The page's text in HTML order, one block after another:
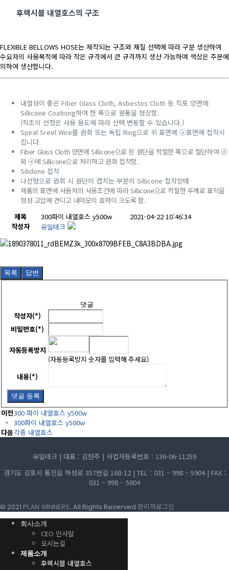
후렉시블 내열호스의 구조
FLEXIBLE BELLOWS HOSE는 제작되는 구조와 재질 선택에 따라 구분 생산하여
수요자의 사용목적에 따라 작은 규격에서 큰 규격까지 생산 가능하며 색상은 주문에
의하여 생산합니다.
내열성이 좋은 Fiber Glass Cloth, Asbestos Cloth 등 직포 양면에
Sillicone Coationg하여 한 폭으로 원통을 형상함.
(직초의 선정은 사용 용도에 따라 선택 변동할 수 있습니다.)
Spiral Sreel Wire를 권회 또는 독립 Ring으로 위 표면에 ⓐ표면에 접착시
킵니다.
Fiber Glass Cloth 양면에 Sillicone으로 된 원단을 적절한 폭으로 절단하여 ⓓ
와 ⓔ에 Sillicone으로 처리하고 권회 접착함.
Silidone 접착
나선형으로 권회 시 원단이 겹치는 부분의 Sillicone 접착상태
제품의 표면에 사용처의 사용조건에 따라 Sillicone으로 적절한 두께로 표막을
형성 고압에 견디고 내마모의 효력이 크도록 함.
제목
300파이 내열호스 y500w
2021-04-22 10:46:34
작성자
유일테크
목록 답변
댓글
작성자(*)
비밀번호(*)
자동등록방지
(자동등록방지 숫자를 입력해 주세요)
내용(*)
댓글 등록
이전300 파이 내열호스 y500w
- 300파이 내열호스 y500w
다음각종 내열호스
유일테크 | 대표 : 김현주 | 사업자등록번호 : 136-06-11259
경기도 김포시 통진읍 하성로 357번길 168-12 | TEL : 031 – 998 – 5904 | FAX :
031 – 998 – 5804
© 2021 PLAN WINNERS. All Rights Reserved 관리자로그인
회사소개
CEO 인사말
오시는길
제품소개
후렉시블 내열호스